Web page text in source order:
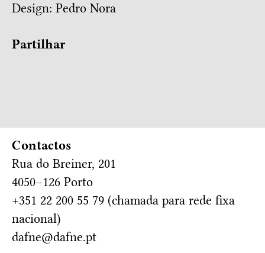
Design: Pedro Nora
Partilhar
Contactos
Rua do Breiner, 201
4050–126 Porto
+351 22 200 55 79 (chamada para rede fixa
nacional)
dafne@dafne.pt